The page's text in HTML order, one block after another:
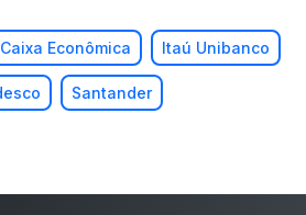
Caixa Econômica Itaú Unibanco
Santander